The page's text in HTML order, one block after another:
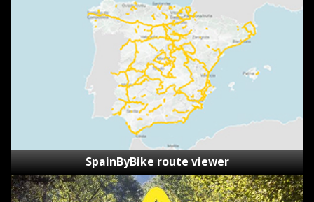
SpainByBike route viewer
Reporting
Form